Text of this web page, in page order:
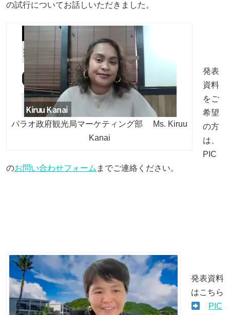
の試行についてお話しいただきました。
パラオ政府観光局マーケティング部 Ms. Kiruu
Kanai
発表
資料
をご
希望
の方
は、
PIC
のお問い合わせフォーム までご連絡ください。
発表資料
はこちら
PIC